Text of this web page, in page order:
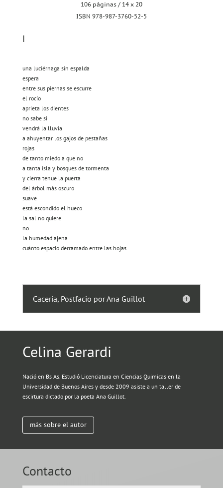
106 páginas / 14 x 20
ISBN 978-987-3760-52-5
I
una luciérnaga sin espalda
espera
entre sus piernas se escurre
el rocío
aprieta los dientes
no sabe si
vendrá la lluvia
a ahuyentar los gajos de pestañas
rojas
de tanto miedo a que no
a tanta isla y bosques de tormenta
y cierra tenue la puerta
del árbol más oscuro
suave
está escondido el hueco
la sal no quiere
no
la humedad ajena
cuánto espacio derramado entre las hojas
Cacería, Postfacio por Ana Guillot
Celina Gerardi
Nació en Bs As. Estudió Licenciatura en Ciencias Quimicas en la
Universidad de Buenos Aires y desde 2009 asiste a un taller de
escirtura dictado por la poeta Ana Guillot.
más sobre el autor
Contacto